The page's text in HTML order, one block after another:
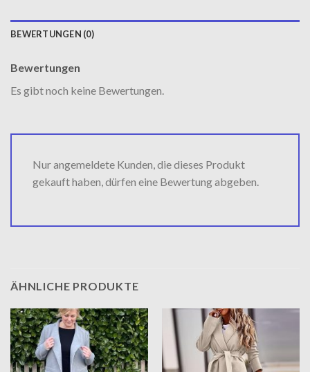
BEWERTUNGEN (0)
Bewertungen
Es gibt noch keine Bewertungen.
Nur angemeldete Kunden, die dieses Produkt
gekauft haben, dürfen eine Bewertung abgeben.
ÄHNLICHE PRODUKTE